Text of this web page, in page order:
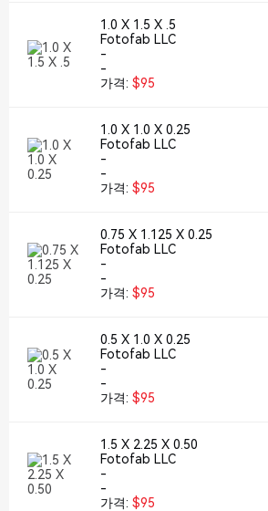
1.0 X 1.5 X .5
Fotofab LLC
-
-
가격: $95
1.0 X 1.0 X 0.25
Fotofab LLC
-
-
가격: $95
0.75 X 1.125 X 0.25
Fotofab LLC
-
-
가격: $95
0.5 X 1.0 X 0.25
Fotofab LLC
-
-
가격: $95
1.5 X 2.25 X 0.50
Fotofab LLC
-
-
가격: $95